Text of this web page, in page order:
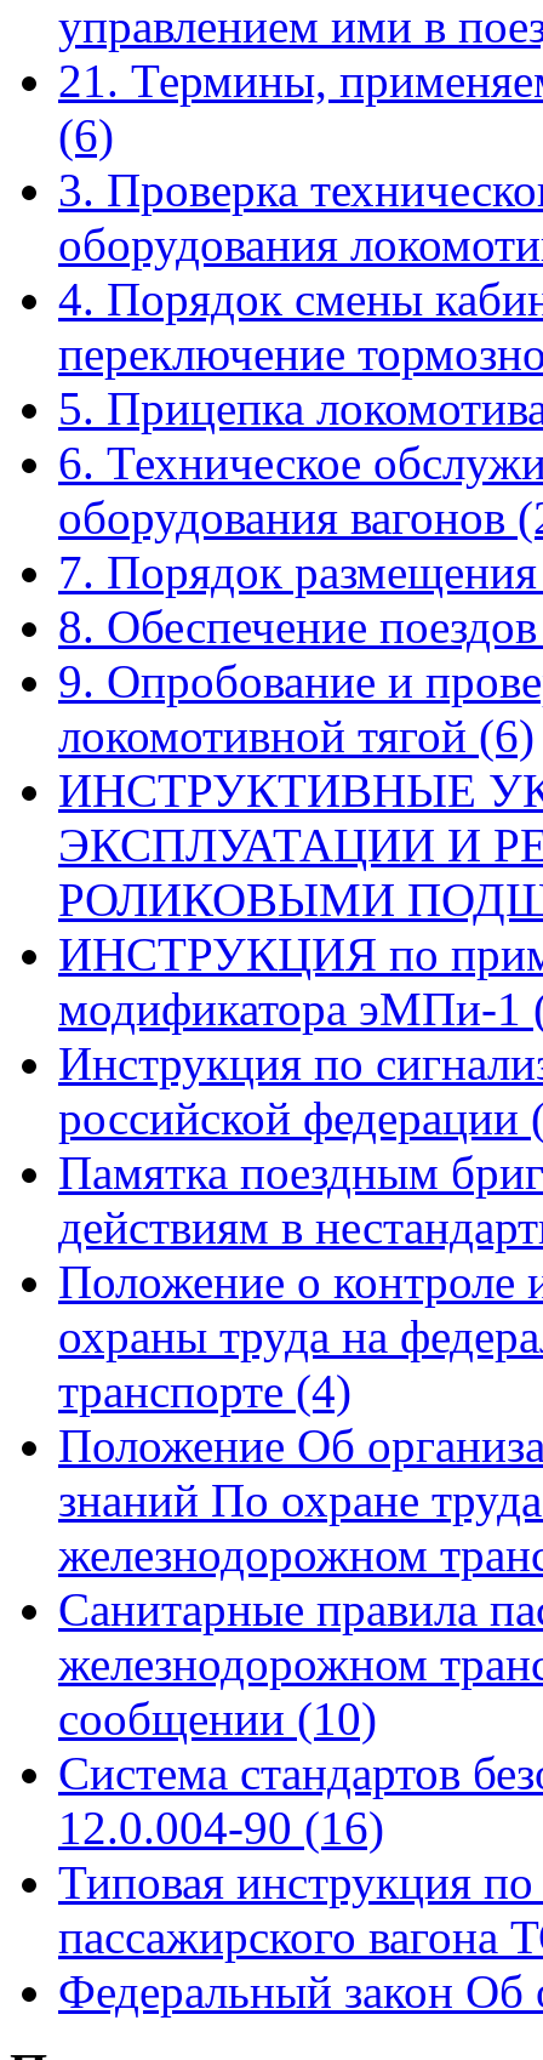
управлением ими в
21. Термины,
(6)
3. Проверка
оборудования
4. Порядок смены
переключение
5. Прицепка
6. Техническое
оборудования вагонов
7. Порядок
8. Обеспечение
9. Опробование и
локомотивной тягой (6)
ИНСТРУКТИВНЫЕ
ЭКСПЛУАТАЦИИ И
РОЛИКОВЫМИ
ИНСТРУКЦИЯ по
модификатора эМПи-1
Инструкция по
российской федерации
Памятка поездным
действиям в
Положение о контроле
охраны труда на
транспорте (4)
Положение Об
знаний По охране
железнодорожном
Санитарные правила
железнодорожном
сообщении (10)
Система стандартов
12.0.004-90 (16)
Типовая инструкция
пассажирского
Федеральный закон